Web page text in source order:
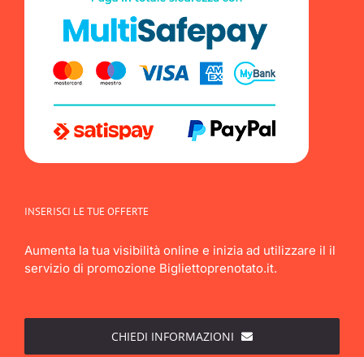
INSERISCI LE TUE OFFERTE
Aumenta la tua visibilità online e inizia ad utilizzare il il
servizio di promozione Bigliettoprenotato.it.
CHIEDI INFORMAZIONI